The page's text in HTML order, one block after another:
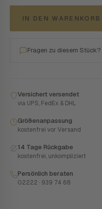
IN DEN WARENKORB
Fragen zu diesem Stück?
Versichert versendet
via UPS, FedEx & DHL
Größenanpassung
kostenfrei vor Versand
14 Tage Rückgabe
kostenfrei, unkompliziert
Persönlich beraten
02222 · 939 74 68